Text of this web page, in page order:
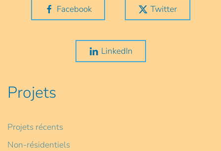
Facebook Twitter
LinkedIn
Projets
Projets récents
Non-résidentiels